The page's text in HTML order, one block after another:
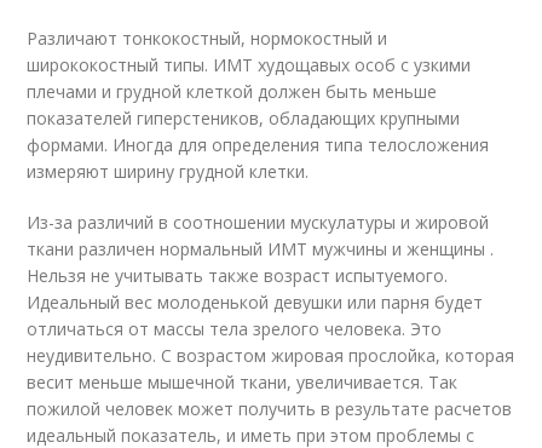
Различают тонкокостный, нормокостный и
ширококостный типы. ИМТ худощавых особ с узкими
плечами и грудной клеткой должен быть меньше
показателей гиперстеников, обладающих крупными
формами. Иногда для определения типа телосложения
измеряют ширину грудной клетки.
Из-за различий в соотношении мускулатуры и жировой
ткани различен нормальный ИМТ мужчины и женщины .
Нельзя не учитывать также возраст испытуемого.
Идеальный вес молоденькой девушки или парня будет
отличаться от массы тела зрелого человека. Это
неудивительно. С возрастом жировая прослойка, которая
весит меньше мышечной ткани, увеличивается. Так
пожилой человек может получить в результате расчетов
идеальный показатель, и иметь при этом проблемы с